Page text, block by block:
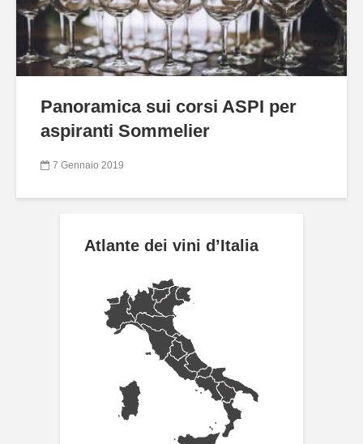
Panoramica sui corsi ASPI per
aspiranti Sommelier
7 Gennaio 2019
Atlante dei vini d’Italia